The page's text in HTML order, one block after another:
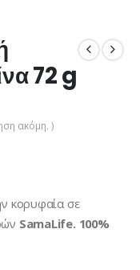
72 g
ακόμη. )
κορυφαία σε
SamaLife. 100%